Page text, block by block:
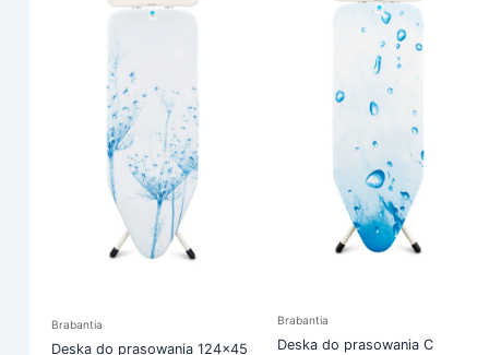
Brabantia
Deska do prasowania 124×45
Brabantia
Deska do prasowania C